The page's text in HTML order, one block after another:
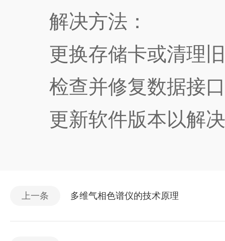
解决方法：
更换存储卡或清理旧
检查并修复数据接
更新软件版本以解决
上一条 多维气相色谱仪的技术原理